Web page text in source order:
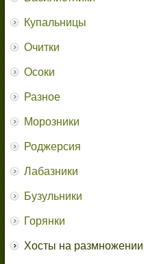
Купальницы
Очитки
Осоки
Разное
Морозники
Роджерсия
Лабазники
Бузульники
Горянки
Хосты на размножении